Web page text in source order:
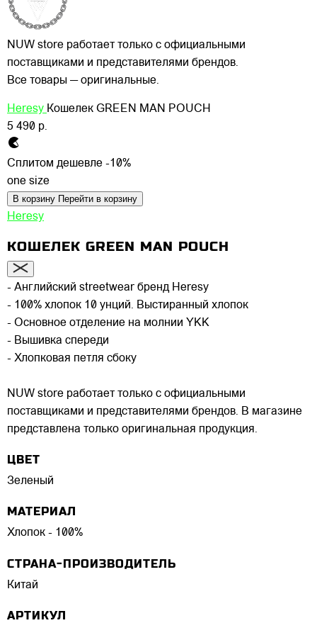
NUW store работает только с официальными
поставщиками и представителями брендов.
Все товары — оригинальные.
Heresy Кошелек GREEN MAN POUCH
5 490 р.
Сплитом дешевле -10%
one size
В корзину Перейти в корзину
Heresy
КОШЕЛЕК GREEN MAN POUCH
- Английский streetwear бренд Heresy
- 100% хлопок 10 унций. Выстиранный хлопок
- Основное отделение на молнии YKK
- Вышивка спереди
- Хлопковая петля сбоку
NUW store работает только с официальными
поставщиками и представителями брендов. В магазине
представлена только оригинальная продукция.
ЦВЕТ
Зеленый
МАТЕРИАЛ
Хлопок - 100%
СТРАНА-ПРОИЗВОДИТЕЛЬ
Китай
АРТИКУЛ